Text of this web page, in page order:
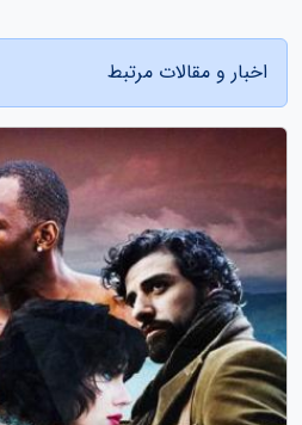
اخبار و مقالات مرتبط